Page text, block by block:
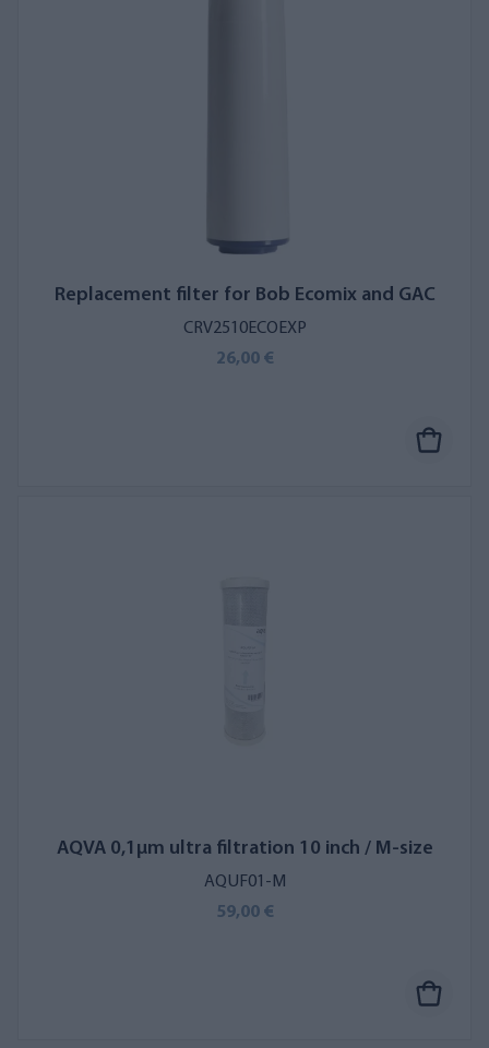
Replacement filter for Bob Ecomix and GAC
CRV2510ECOEXP
26,00 €
AQVA 0,1µm ultra filtration 10 inch / M-size
AQUF01-M
59,00 €